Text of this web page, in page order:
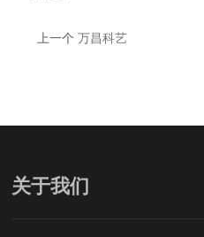
上一个 万昌科艺
关于我们